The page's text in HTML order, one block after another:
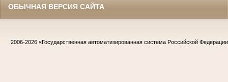
ОБЫЧНАЯ ВЕРСИЯ САЙТА
2006-2026 «Государственная автоматизированная система Российской